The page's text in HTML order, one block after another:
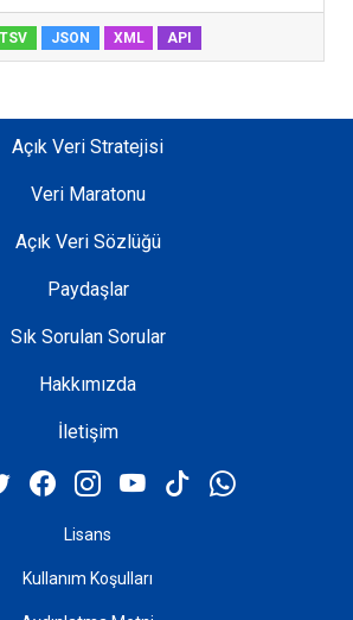
TSV JSON XML API
Açık Veri Stratejisi
Veri Maratonu
Açık Veri Sözlüğü
Paydaşlar
Sık Sorulan Sorular
Hakkımızda
İletişim
Lisans
Kullanım Koşulları